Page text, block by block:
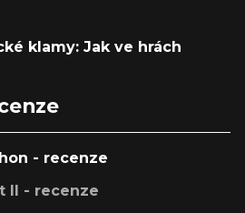
klamy: Jak ve hrách
- recenze
II - recenze